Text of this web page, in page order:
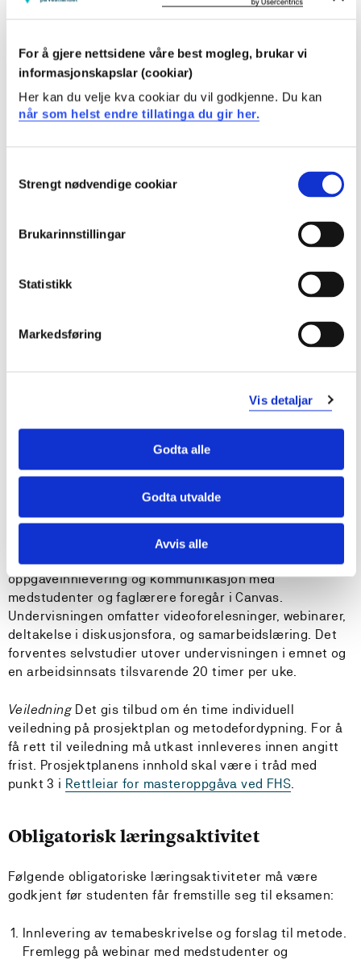
For å gjere nettsidene våre best mogleg, brukar vi
informasjonskapslar (cookiar)
Her kan du velje kva cookiar du vil godkjenne. Du kan
når som helst endre tillatinga du gir her.
Selection
Strengt nødvendige cookiar
Brukarinnstillingar
Statistikk
Markedsføring
Vis detaljar
Godta alle
Godta utvalde
Avvis alle
kan utforme og bruke en litteraturoversikt for å
kan utvikle forskbar(e) problemstilling(er) for
fagfeltet, argumentere for og bruke relevante
kunnskapshull i forskningen.
kan utarbeide en prosjektplan som tilfredsstiller
kan velge og begrunne relevant metodisk tilnærming
kan identifisere og vurdere etiske aspekter i
forsknings- og kvalitetsforbedringsprosjekter.
Krav til forkunnskaper
Bestått MAMETKP Vitenskapsteori, etikk og metode.
Undervisnings- og læringsformer
Emnet er nettbasert. Undervisning, seminarer,
oppgaveinnlevering og kommunikasjon med
medstudenter og faglærere foregår i Canvas.
Undervisningen omfatter videoforelesninger, webinarer,
deltakelse i diskusjonsfora, og samarbeidslæring. Det
forventes selvstudier utover undervisningen i emnet og
en arbeidsinnsats tilsvarende 20 timer per uke.
VeiledningDet gis tilbud om én time individuell
veiledning på prosjektplan og metodefordypning. For å
få rett til veiledning må utkast innleveres innen angitt
frist. Prosjektplanens innhold skal være i tråd med
punkt 3 i Rettleiar for masteroppgåva ved FHS.
Obligatorisk læringsaktivitet
Følgende obligatoriske læringsaktiviteter må være
godkjent før studenten får fremstille seg til eksamen:
Innlevering av temabeskrivelse og forslag til metode.
Fremlegg på webinar med medstudenter og